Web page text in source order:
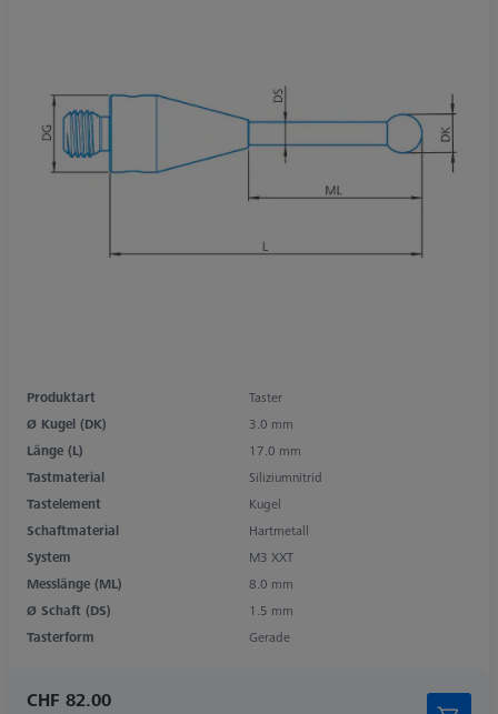
Produktart
Taster
Ø Kugel (DK)
3.0 mm
Länge (L)
17.0 mm
Tastmaterial
Siliziumnitrid
Tastelement
Kugel
Schaftmaterial
Hartmetall
System
M3 XXT
Messlänge (ML)
8.0 mm
Ø Schaft (DS)
1.5 mm
Tasterform
Gerade
CHF 82.00